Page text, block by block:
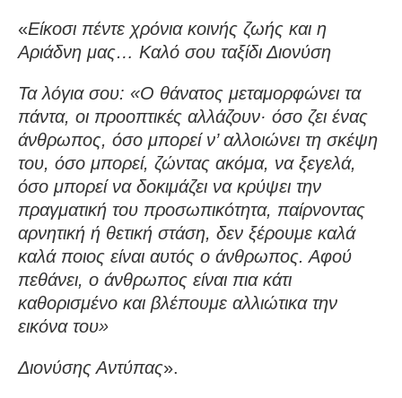
«Είκοσι πέντε χρόνια κοινής ζωής και η
Αριάδνη μας… Καλό σου ταξίδι Διονύση
Τα λόγια σου: «Ο θάνατος μεταμορφώνει τα
πάντα, οι προοπτικές αλλάζουν· όσο ζει ένας
άνθρωπος, όσο μπορεί ν’ αλλοιώνει τη σκέψη
του, όσο μπορεί, ζώντας ακόμα, να ξεγελά,
όσο μπορεί να δοκιμάζει να κρύψει την
πραγματική του προσωπικότητα, παίρνοντας
αρνητική ή θετική στάση, δεν ξέρουμε καλά
καλά ποιος είναι αυτός ο άνθρωπος. Αφού
πεθάνει, ο άνθρωπος είναι πια κάτι
καθορισμένο και βλέπουμε αλλιώτικα την
εικόνα του»
Διονύσης Αντύπας».